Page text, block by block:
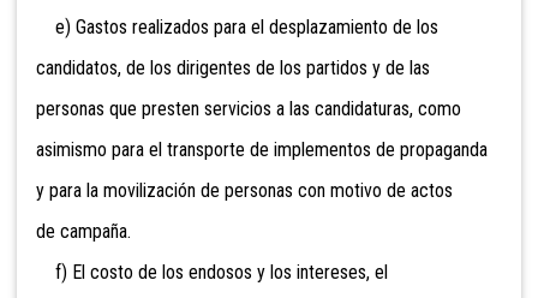
e) Gastos realizados para el desplazamiento de los
candidatos, de los dirigentes de los partidos y de las
personas que presten servicios a las candidaturas, como
asimismo para el transporte de implementos de propaganda
y para la movilización de personas con motivo de actos
de campaña.
f) El costo de los endosos y los intereses, el